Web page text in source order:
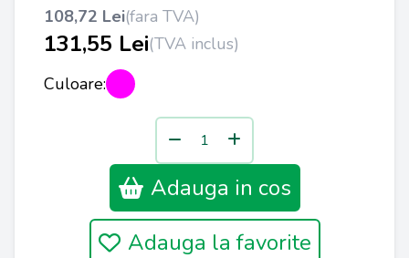
108,72 Lei(fara TVA)
131,55 Lei(TVA inclus)
Culoare:
Adauga in cos
Adauga la favorite